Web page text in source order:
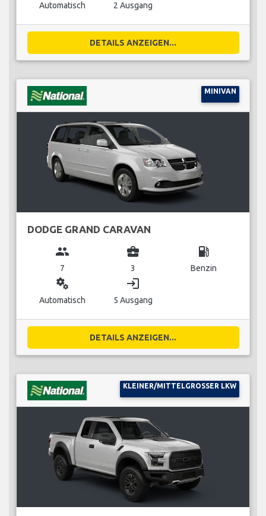
Automatisch 2 Ausgang
DETAILS ANZEIGEN...
MINIVAN
DODGE GRAND CARAVAN
group
7
business_center
3
local_gas_station
Benzin
miscellaneous_services
Automatisch
login
5 Ausgang
DETAILS ANZEIGEN...
KLEINER/MITTELGROSSER LKW